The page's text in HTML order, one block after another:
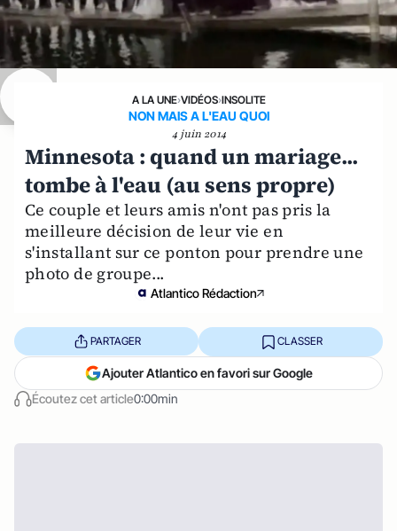
A LA UNE›VIDÉOS›INSOLITE
NON MAIS A L'EAU QUOI
4 juin 2014
Minnesota : quand un mariage...
tombe à l'eau (au sens propre)
Ce couple et leurs amis n'ont pas pris la
meilleure décision de leur vie en
s'installant sur ce ponton pour prendre une
photo de groupe...
Atlantico Rédaction
Écoutez cet article0:00min
PARTAGER CLASSER
Ajouter Atlantico en favori sur Google